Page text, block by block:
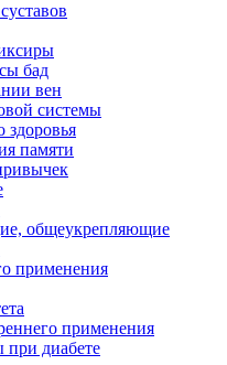
бад
вен
системы
здоровья
памяти
общеукрепляющие
применения
применения
диабете